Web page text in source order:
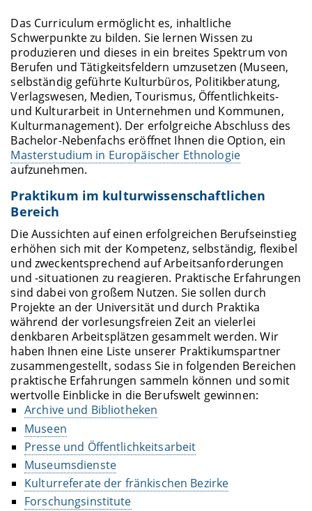
Das Curriculum ermöglicht es, inhaltliche
Schwerpunkte zu bilden. Sie lernen Wissen zu
produzieren und dieses in ein breites Spektrum von
Berufen und Tätigkeitsfeldern umzusetzen (Museen,
selbständig geführte Kulturbüros, Politikberatung,
Verlagswesen, Medien, Tourismus, Öffentlichkeits-
und Kulturarbeit in Unternehmen und Kommunen,
Kulturmanagement). Der erfolgreiche Abschluss des
Bachelor-Nebenfachs eröffnet Ihnen die Option, ein
Masterstudium in Europäischer Ethnologie
aufzunehmen.
Praktikum im kulturwissenschaftlichen
Bereich
Die Aussichten auf einen erfolgreichen Berufseinstieg
erhöhen sich mit der Kompetenz, selbständig, flexibel
und zweckentsprechend auf Arbeitsanforderungen
und -situationen zu reagieren. Praktische Erfahrungen
sind dabei von großem Nutzen. Sie sollen durch
Projekte an der Universität und durch Praktika
während der vorlesungsfreien Zeit an vielerlei
denkbaren Arbeitsplätzen gesammelt werden. Wir
haben Ihnen eine Liste unserer Praktikumspartner
zusammengestellt, sodass Sie in folgenden Bereichen
praktische Erfahrungen sammeln können und somit
wertvolle Einblicke in die Berufswelt gewinnen:
Archive und Bibliotheken
Museen
Presse und Öffentlichkeitsarbeit
Museumsdienste
Kulturreferate der fränkischen Bezirke
Forschungsinstitute